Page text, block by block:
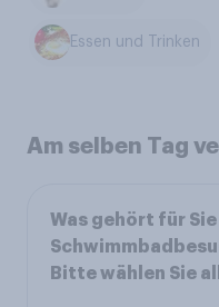
Essen und Trinken
Am selben Tag
Was gehört für Sie
Bitte wählen Sie